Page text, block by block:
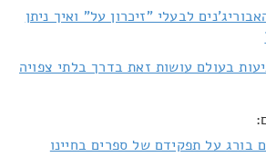
לבעלי "זיכרון על" ואיך ניתן
בעולם עושות זאת בדרך בלתי צפויה
בורג על תפקידם של ספרים בחיינו